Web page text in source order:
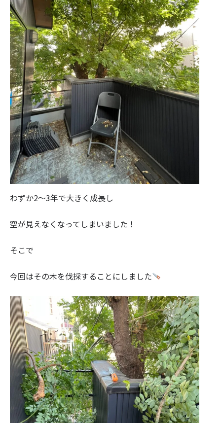
わずか2〜3年で大きく成長し
空が見えなくなってしまいました！
そこで
今回はその木を伐採することにしました